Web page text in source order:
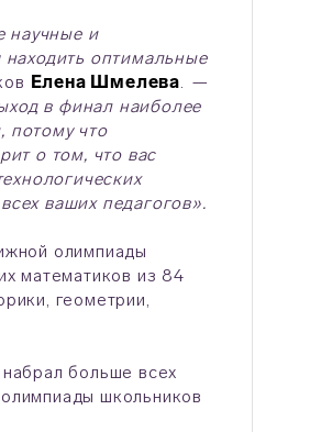
научные и
находить оптимальные
Елена Шмелева. —
в финал наиболее
потому что
о том, что вас
ваших педагогов».
олимпиады
математиков из 84
геометрии,
больше всех
школьников